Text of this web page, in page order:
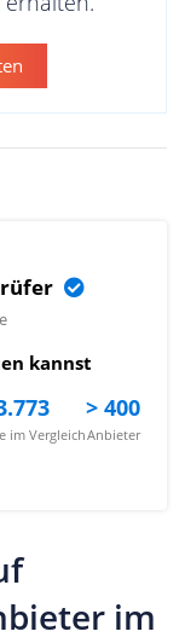
kannst
im Vergleich
> 400
Anbieter
im